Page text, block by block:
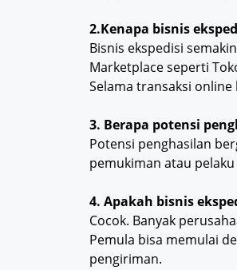
2.Kenapa bisnis
Bisnis ekspedisi
Marketplace seperti
Selama transaksi
3. Berapa potensi
Potensi penghasilan
pemukiman atau
4. Apakah bisnis
Cocok. Banyak
Pemula bisa memulai
pengiriman.